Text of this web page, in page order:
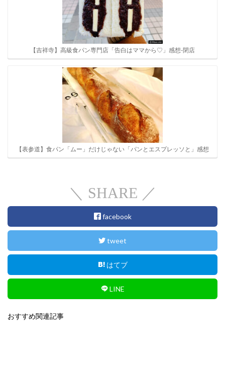
【吉祥寺】高級食パン専門店「告白はママから♡」感想-閉店
【表参道】食パン「ムー」だけじゃない「パンとエスプレッソと」感想
＼ SHARE ／
facebook
tweet
はてブ
LINE
おすすめ関連記事